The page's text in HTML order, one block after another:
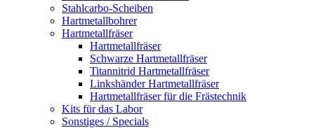
Stahlcarbo-Scheiben
Hartmetallbohrer
Hartmetallfräser
Hartmetallfräser
Schwarze Hartmetallfräser
Titannitrid Hartmetallfräser
Linkshänder Hartmetallfräser
Hartmetallfräser für die Frästechnik
Kits für das Labor
Sonstiges / Specials